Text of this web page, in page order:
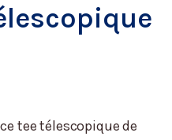
tee télescopique de